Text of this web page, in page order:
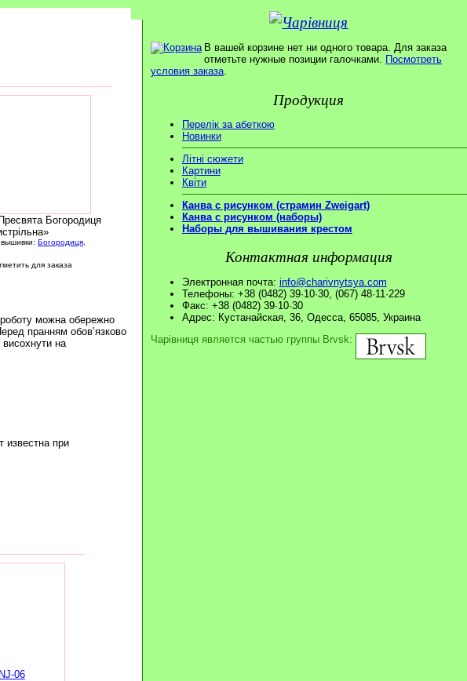
Богородиця
Богородиця
для заказа
можна обережно
пранням обов’язково
на
известна при
В вашей корзине нет ни одного товара. Для заказа
отметьте нужные позиции галочками. Посмотреть
условия заказа.
Продукция
Перелік за абеткою
Новинки
Літні сюжети
Картини
Квіти
Канва с рисунком (страмин Zweigart)
Канва с рисунком (наборы)
Наборы для вышивания крестом
Контактная информация
Электронная почта: info@charivnytsya.com
Телефоны: +38 (0482) 39·10·30, (067) 48·11·229
Факс: +38 (0482) 39·10·30
Адрес: Кустанайская, 36, Одесса, 65085, Украина
Чарівниця является частью группы Brvsk: